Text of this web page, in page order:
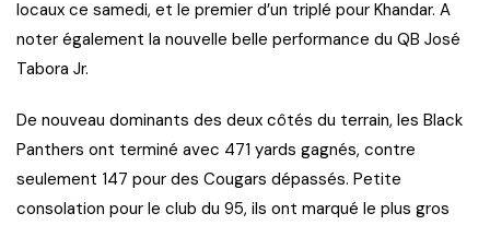
locaux ce samedi, et le premier d’un triplé pour Khandar. A
noter également la nouvelle belle performance du QB José
Tabora Jr.
De nouveau dominants des deux côtés du terrain, les Black
Panthers ont terminé avec 471 yards gagnés, contre
seulement 147 pour des Cougars dépassés. Petite
consolation pour le club du 95, ils ont marqué le plus gros